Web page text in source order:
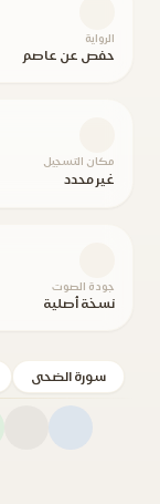
الرواية
حفص عن عاصم
مكان التسجيل
غير محدد
جودة الصوت
نسخة أصلية
سورة الضحى